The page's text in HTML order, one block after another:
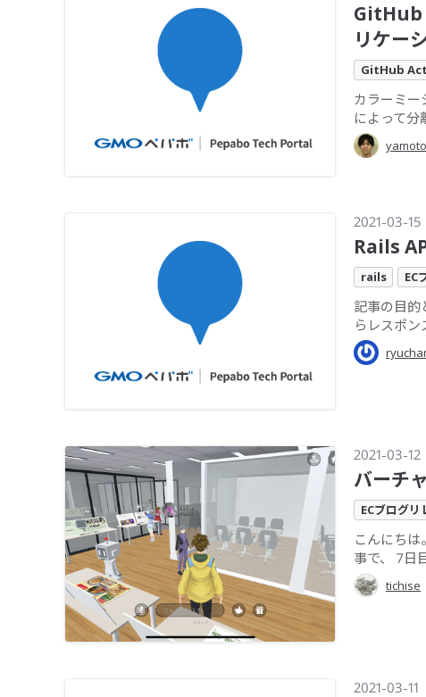
GitHub
リケー
GitHub
カラーミー
によって分
yamoto
2021-03-15
Rails
rails EC
記事の目的
らレスポン
2021-03-12
バーチ
ECブログリ
こんにち
事で、 7日
tichise
2021-03-11